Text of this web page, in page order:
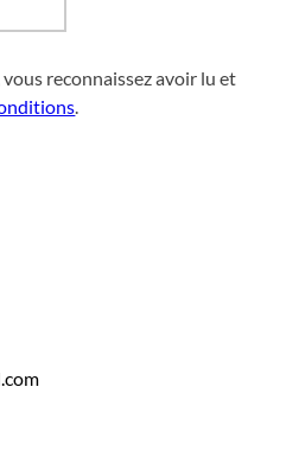
reconnaissez avoir lu et